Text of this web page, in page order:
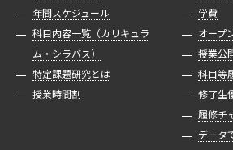
年間スケジュール
科目内容一覧（カリキュラ
ム・シラバス）
特定課題研究とは
授業時間割
学費
オープ
授業公
科目等
修了生
履修チ
データ